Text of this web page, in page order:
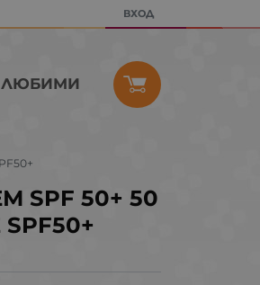
ВХОД
ЛЮБИМИ
50+ 50
SPF50+